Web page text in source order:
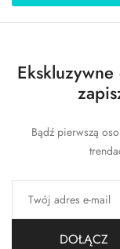
Bądź pierwszą
DOŁĄCZ